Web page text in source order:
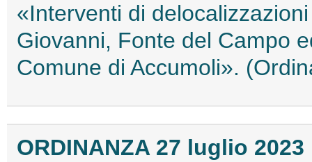
«Interventi di
Giovanni, Fonte del Campo
Comune di Accumoli».
ORDINANZA 27 luglio 2023